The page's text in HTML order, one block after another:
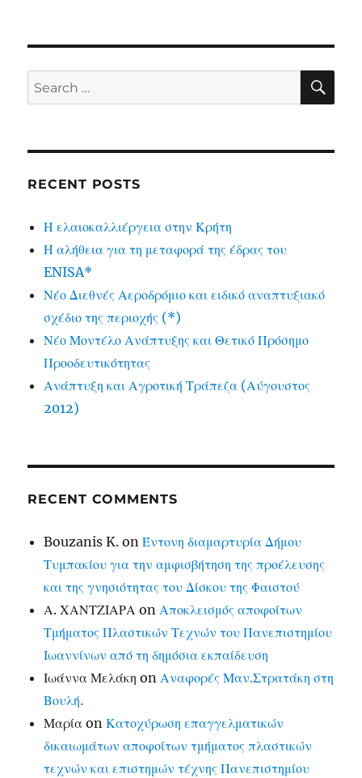
Search
for:
RECENT POSTS
Η ελαιοκαλλιέργεια στην Κρήτη
Η αλήθεια για τη μεταφορά της έδρας του
ENISA*
Νέο Διεθνές Αεροδρόμιο και ειδικό αναπτυξιακό
σχέδιο της περιοχής (*)
Νέο Μοντέλο Ανάπτυξης και Θετικό Πρόσημο
Προοδευτικότητας
Ανάπτυξη και Αγροτική Τράπεζα (Αύγουστος
2012)
RECENT COMMENTS
Bouzanis K. onΈντονη διαμαρτυρία Δήμου
Τυμπακίου για την αμφισβήτηση της προέλευσης
και της γνησιότητας του Δίσκου της Φαιστού
Α. ΧΑΝΤΖΙΑΡΑ onΑποκλεισμός αποφοίτων
Τμήματος Πλαστικών Τεχνών του Πανεπιστημίου
Ιωαννίνων από τη δημόσια εκπαίδευση
Ιωάννα Μελάκη onΑναφορές Μαν.Στρατάκη στη
Βουλή.
Μαρία onΚατοχύρωση επαγγελματικών
δικαιωμάτων αποφοίτων τμήματος πλαστικών
τεχνών και επιστημών τέχνης Πανεπιστημίου